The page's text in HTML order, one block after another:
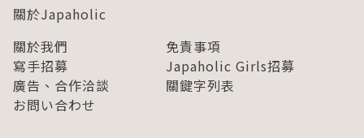
關於Japaholic
關於我們
免責事項
寫手招募
Japaholic Girls招募
廣告、合作洽談
關鍵字列表
お問い合わせ